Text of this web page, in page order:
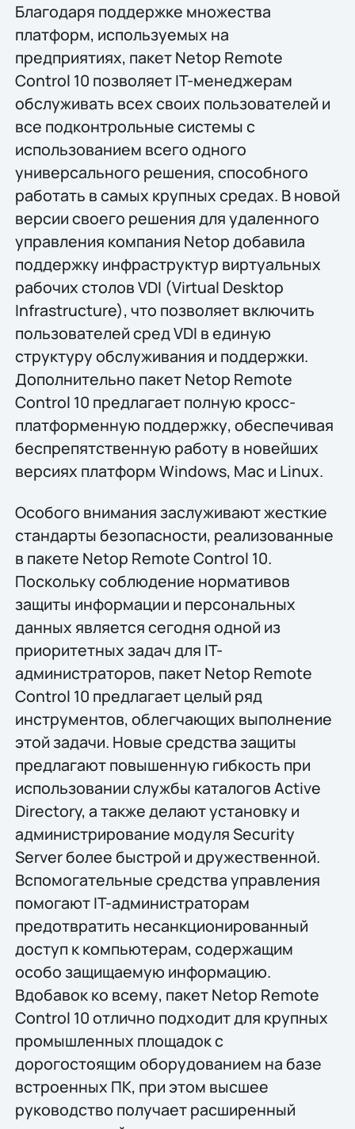
Благодаря поддержке множества
платформ, используемых на
предприятиях, пакет Netop Remote
Control 10 позволяет IT-менеджерам
обслуживать всех своих пользователей и
все подконтрольные системы с
использованием всего одного
универсального решения, способного
работать в самых крупных средах. В новой
версии своего решения для удаленного
управления компания Netop добавила
поддержку инфраструктур виртуальных
рабочих столов VDI (Virtual Desktop
Infrastructure), что позволяет включить
пользователей сред VDI в единую
структуру обслуживания и поддержки.
Дополнительно пакет Netop Remote
Control 10 предлагает полную кросс-
платформенную поддержку, обеспечивая
беспрепятственную работу в новейших
версиях платформ Windows, Mac и Linux.
Особого внимания заслуживают жесткие
стандарты безопасности, реализованные
в пакете Netop Remote Control 10.
Поскольку соблюдение нормативов
защиты информации и персональных
данных является сегодня одной из
приоритетных задач для IT-
администраторов, пакет Netop Remote
Control 10 предлагает целый ряд
инструментов, облегчающих выполнение
этой задачи. Новые средства защиты
предлагают повышенную гибкость при
использовании службы каталогов Active
Directory, а также делают установку и
администрирование модуля Security
Server более быстрой и дружественной.
Вспомогательные средства управления
помогают IT-администраторам
предотвратить несанкционированный
доступ к компьютерам, содержащим
особо защищаемую информацию.
Вдобавок ко всему, пакет Netop Remote
Control 10 отлично подходит для крупных
промышленных площадок с
дорогостоящим оборудованием на базе
встроенных ПК, при этом высшее
руководство получает расширенный